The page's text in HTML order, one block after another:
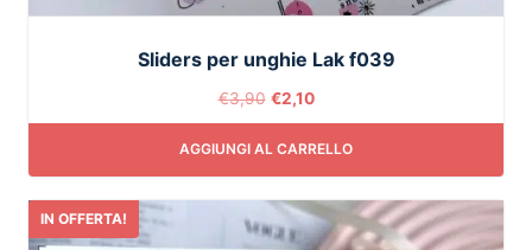
Sliders per unghie Lak f039
€3,90 €2,10
AGGIUNGI AL CARRELLO
IN OFFERTA!